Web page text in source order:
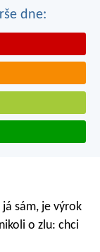
dne:
sám, je výrok
o zlu: chci